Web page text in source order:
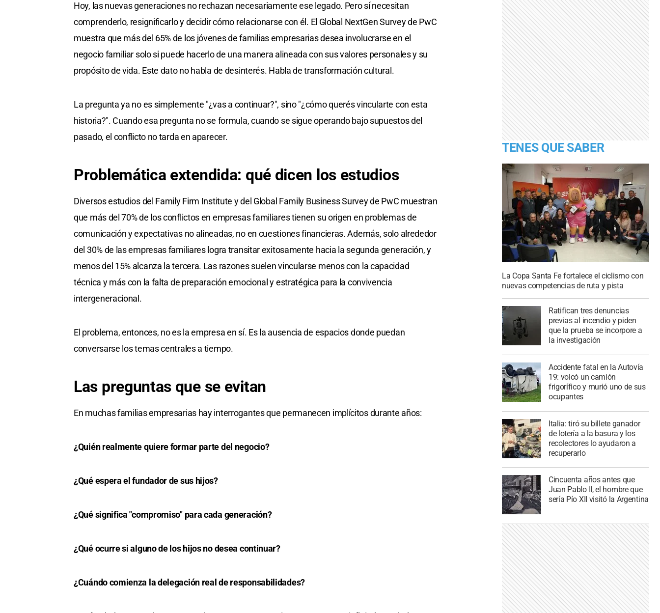
Hoy, las nuevas generaciones no rechazan necesariamente ese legado. Pero sí necesitan
comprenderlo, resignificarlo y decidir cómo relacionarse con él. El Global NextGen Survey de PwC
muestra que más del 65% de los jóvenes de familias empresarias desea involucrarse en el
negocio familiar solo si puede hacerlo de una manera alineada con sus valores personales y su
propósito de vida. Este dato no habla de desinterés. Habla de transformación cultural.
La pregunta ya no es simplemente "¿vas a continuar?", sino "¿cómo querés vincularte con esta
historia?". Cuando esa pregunta no se formula, cuando se sigue operando bajo supuestos del
pasado, el conflicto no tarda en aparecer.
Problemática extendida: qué dicen los estudios
Diversos estudios del Family Firm Institute y del Global Family Business Survey de PwC muestran
que más del 70% de los conflictos en empresas familiares tienen su origen en problemas de
comunicación y expectativas no alineadas, no en cuestiones financieras. Además, solo alrededor
del 30% de las empresas familiares logra transitar exitosamente hacia la segunda generación, y
menos del 15% alcanza la tercera. Las razones suelen vincularse menos con la capacidad
técnica y más con la falta de preparación emocional y estratégica para la convivencia
intergeneracional.
El problema, entonces, no es la empresa en sí. Es la ausencia de espacios donde puedan
conversarse los temas centrales a tiempo.
Las preguntas que se evitan
En muchas familias empresarias hay interrogantes que permanecen implícitos durante años:
¿Quién realmente quiere formar parte del negocio?
¿Qué espera el fundador de sus hijos?
¿Qué significa "compromiso" para cada generación?
¿Qué ocurre si alguno de los hijos no desea continuar?
¿Cuándo comienza la delegación real de responsabilidades?
TENES QUE SABER
La Copa Santa Fe fortalece el ciclismo con
nuevas competencias de ruta y pista
Ratifican tres denuncias
previas al incendio y piden
que la prueba se incorpore a
la investigación
Accidente fatal en la Autovía
19: volcó un camión
frigorífico y murió uno de sus
ocupantes
Italia: tiró su billete ganador
de lotería a la basura y los
recolectores lo ayudaron a
recuperarlo
Cincuenta años antes que
Juan Pablo II, el hombre que
sería Pío XII visitó la Argentina